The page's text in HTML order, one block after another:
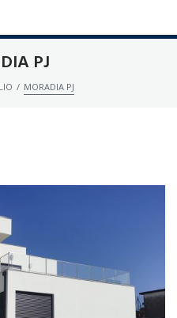
PJ
/ MORADIA PJ